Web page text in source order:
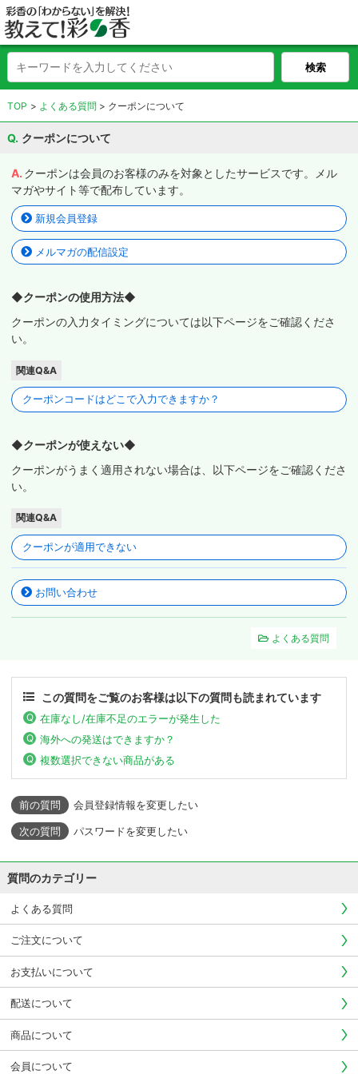
TOP よくある質問 クーポンについて
クーポンについて
クーポンは会員のお客様のみを対象としたサービスです。メル
マガやサイト等で配布しています。
新規会員登録
メルマガの配信設定
◆クーポンの使用方法◆
クーポンの入力タイミングについては以下ページをご確認くださ
い。
関連Q&A
クーポンコードはどこで入力できますか？
◆クーポンが使えない◆
クーポンがうまく適用されない場合は、以下ページをご確認くださ
い。
関連Q&A
クーポンが適用できない
お問い合わせ
よくある質問
この質問をご覧のお客様は以下の質問も読まれています
在庫なし/在庫不足のエラーが発生した
海外への発送はできますか？
複数選択できない商品がある
会員登録情報を変更したい
パスワードを変更したい
質問のカテゴリー
よくある質問
ご注文について
お支払いについて
配送について
商品について
会員について